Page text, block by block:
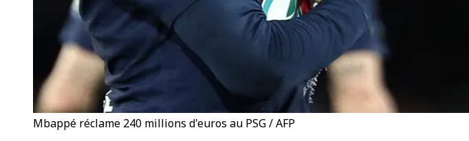
Mbappé réclame 240 millions d'euros au PSG / AFP